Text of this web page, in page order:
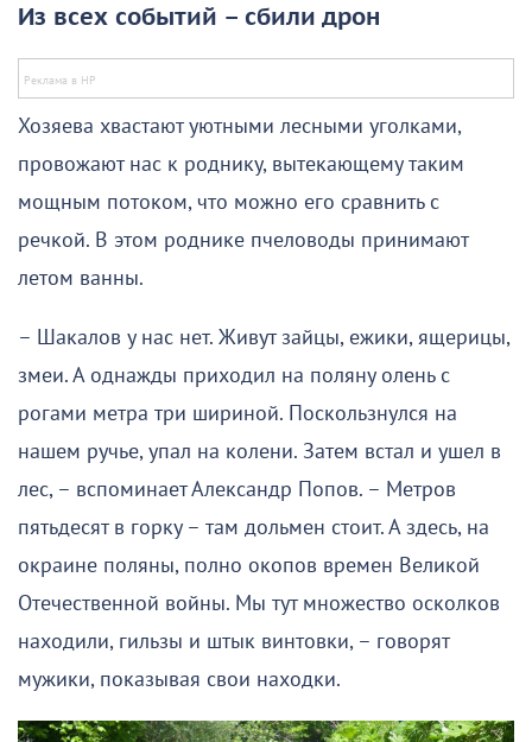
Из всех событий – сбили дрон
Хозяева хвастают уютными лесными уголками,
провожают нас к роднику, вытекающему таким
мощным потоком, что можно его сравнить с
речкой. В этом роднике пчеловоды принимают
летом ванны.
– Шакалов у нас нет. Живут зайцы, ежики, ящерицы,
змеи. А однажды приходил на поляну олень с
рогами метра три шириной. Поскользнулся на
нашем ручье, упал на колени. Затем встал и ушел в
лес, – вспоминает Александр Попов. – Метров
пятьдесят в горку – там дольмен стоит. А здесь, на
окраине поляны, полно окопов времен Великой
Отечественной войны. Мы тут множество осколков
находили, гильзы и штык винтовки, – говорят
мужики, показывая свои находки.